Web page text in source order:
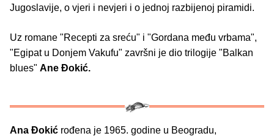
Jugoslavije, o vjeri i nevjeri i o jednoj razbijenoj piramidi.
Uz romane "Recepti za sreću" i "Gordana među vrbama",
"Egipat u Donjem Vakufu" završni je dio trilogije "Balkan
blues" Ane Đokić.
Ana Đokić rođena je 1965. godine u Beogradu,